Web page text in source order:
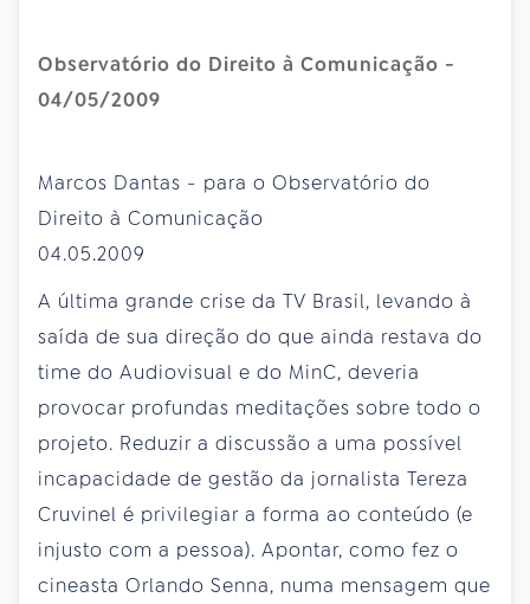
Observatório do Direito à Comunicação -
04/05/2009
Marcos Dantas - para o Observatório do
Direito à Comunicação
04.05.2009
A última grande crise da TV Brasil, levando à
saída de sua direção do que ainda restava do
time do Audiovisual e do MinC, deveria
provocar profundas meditações sobre todo o
projeto. Reduzir a discussão a uma possível
incapacidade de gestão da jornalista Tereza
Cruvinel é privilegiar a forma ao conteúdo (e
injusto com a pessoa). Apontar, como fez o
cineasta Orlando Senna, numa mensagem que